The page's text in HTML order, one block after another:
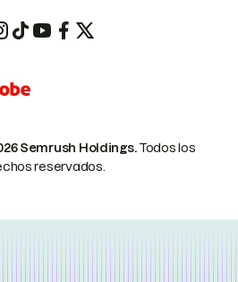
Semrush Holdings.Todos los
reservados.